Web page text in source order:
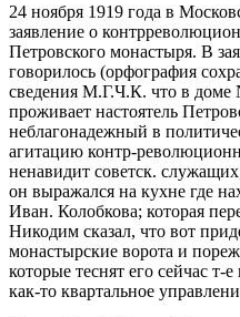
24 ноября 1919 года в
заявление о
Петровского монастыря. В
говорилось (орфография
сведения М.Г.Ч.К. что в доме
проживает настоятель
неблагонадежный в
агитацию контр-
ненавидит советск.
он выражался на кухне где
Иван. Колобкова; которая
Никодим сказал, что вот
монастырские ворота и
которые теснят его сейчас
как-то квартальное